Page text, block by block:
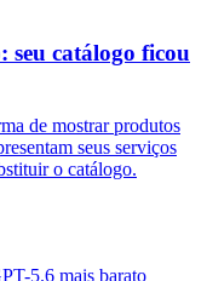
seu catálogo ficou
de mostrar produtos
seus serviços
o catálogo.